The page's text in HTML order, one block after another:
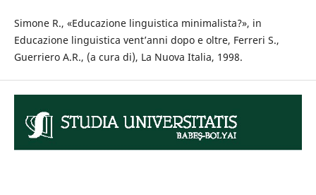
Simone R., «Educazione linguistica minimalista?», in
Educazione linguistica vent’anni dopo e oltre, Ferreri S.,
Guerriero A.R., (a cura di), La Nuova Italia, 1998.